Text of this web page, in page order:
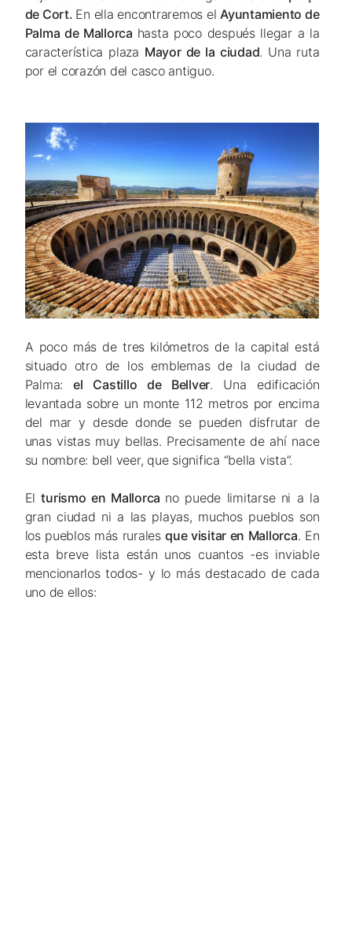
de Cort. En ella encontraremos el Ayuntamiento de
Palma de Mallorca hasta poco después llegar a la
característica plaza Mayor de la ciudad. Una ruta
por el corazón del casco antiguo.
A poco más de tres kilómetros de la capital está
situado otro de los emblemas de la ciudad de
Palma:el Castillo de Bellver. Una edificación
levantada sobre un monte 112 metros por encima
del mar y desde donde se pueden disfrutar de
unas vistas muy bellas. Precisamente de ahí nace
su nombre: bell veer, que significa “bella vista”.
Elturismo en Mallorca no puede limitarse ni a la
gran ciudad ni a las playas, muchos pueblos son
los pueblos más ruralesque visitar en Mallorca. En
esta breve lista están unos cuantos -es inviable
mencionarlos todos- y lo más destacado de cada
uno de ellos: